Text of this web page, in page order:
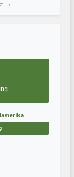
→